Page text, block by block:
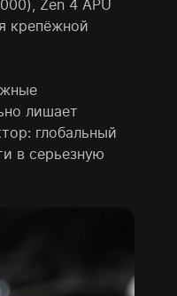
Zen 4 APU
крепёжной
лишает
глобальный
в серьезную